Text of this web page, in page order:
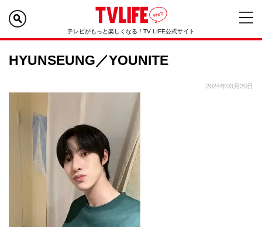
テレビがもっと楽しくなる！TV LIFE公式サイト
HYUNSEUNG／YOUNITE
2024年03月20日